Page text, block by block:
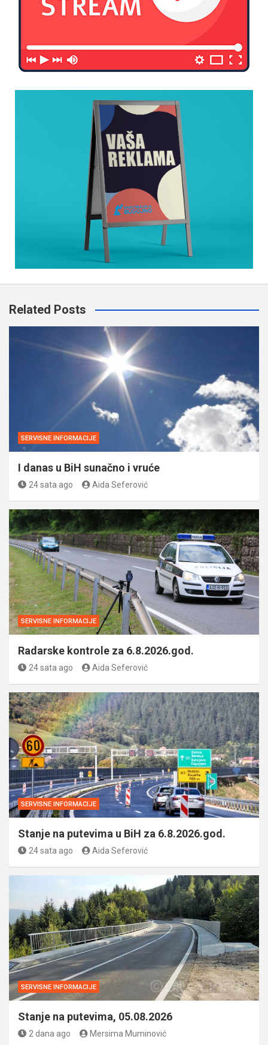
Related Posts
SERVISNE INFORMACIJE
I danas u BiH sunačno i vruće
24 sata ago Aida Seferović
SERVISNE INFORMACIJE
Radarske kontrole za 6.8.2026.god.
24 sata ago Aida Seferović
SERVISNE INFORMACIJE
Stanje na putevima u BiH za 6.8.2026.god.
24 sata ago Aida Seferović
SERVISNE INFORMACIJE
Stanje na putevima, 05.08.2026
2 dana ago Mersima Muminović